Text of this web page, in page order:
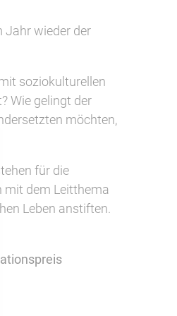
Jahr wieder der
soziokulturellen
Wie gelingt der
möchten,
für die
mit dem Leitthema
Leben anstiften.